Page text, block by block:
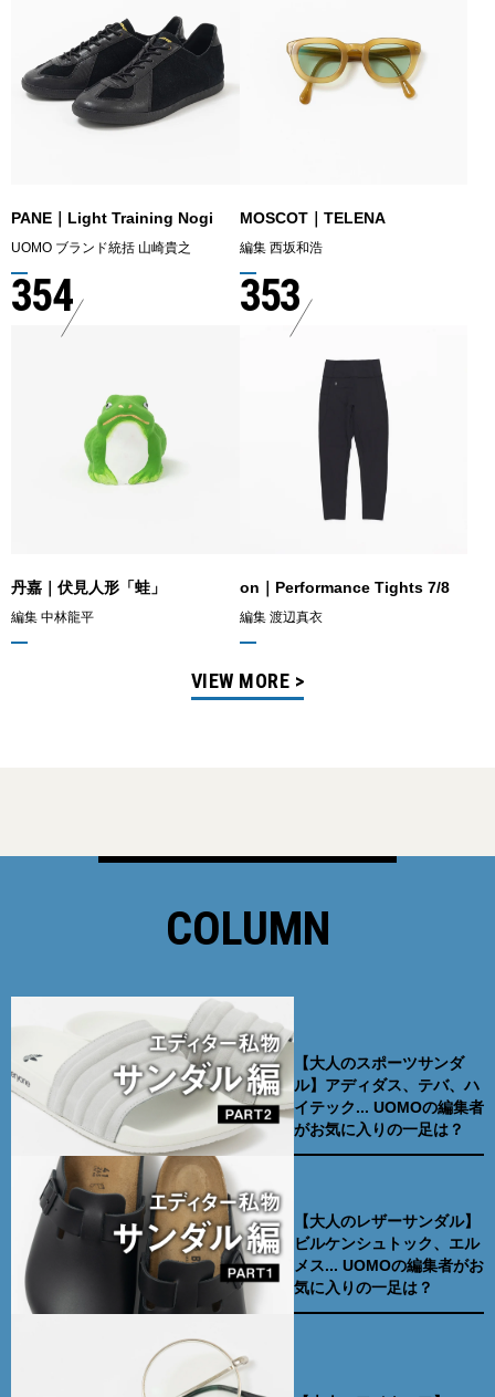
PANE｜Light Training Nogi
UOMO ブランド統括 山崎貴之
MOSCOT｜TELENA
編集 西坂和浩
354
丹嘉｜伏見人形「蛙」
編集 中林龍平
353
on｜Performance Tights 7/8
編集 渡辺真衣
VIEW MORE >
COLUMN
【大人のスポーツサンダ
ル】アディダス、テバ、ハ
イテック... UOMOの編集者
がお気に入りの一足は？
【大人のレザーサンダル】
ビルケンシュトック、エル
メス... UOMOの編集者がお
気に入りの一足は？